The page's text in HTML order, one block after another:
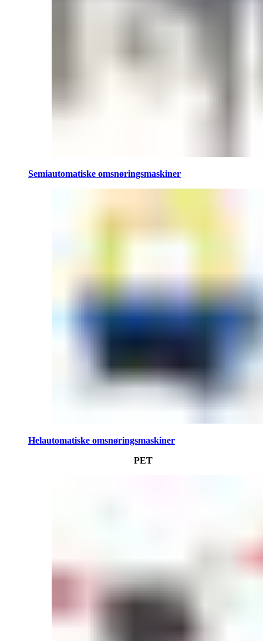
Semiautomatiske omsnøringsmaskiner
Helautomatiske omsnøringsmaskiner
PET